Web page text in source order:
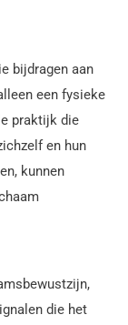
bijdragen aan
een fysieke
praktijk die
en hun
kunnen
die het